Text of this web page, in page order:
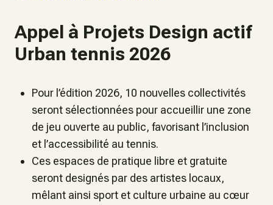
Appel à Projets Design actif
Urban tennis 2026
Pour l’édition 2026, 10 nouvelles collectivités
seront sélectionnées pour accueillir une zone
de jeu ouverte au public, favorisant l’inclusion
et l’accessibilité au tennis.
Ces espaces de pratique libre et gratuite
seront designés par des artistes locaux,
mêlant ainsi sport et culture urbaine au cœur